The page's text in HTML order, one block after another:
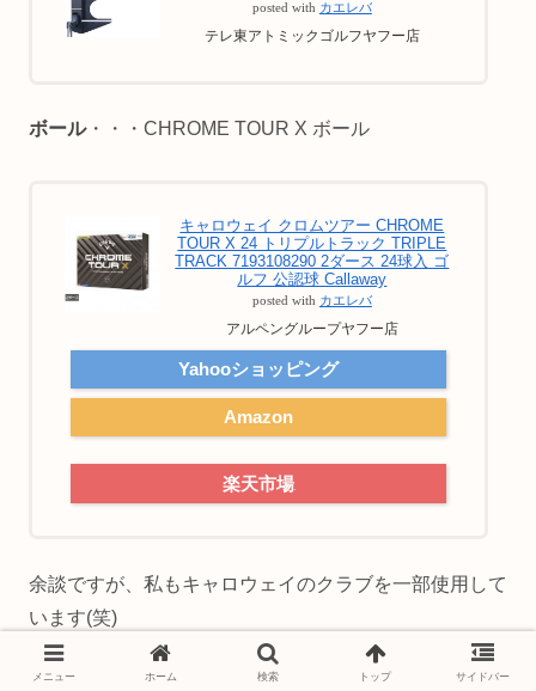
posted with カエレバ
テレ東アトミックゴルフヤフー店
ボール・・・CHROME TOUR X ボール
キャロウェイ クロムツアー CHROME
TOUR X 24 トリプルトラック TRIPLE
TRACK 7193108290 2ダース 24球入 ゴ
ルフ 公認球 Callaway
posted with カエレバ
アルペングループヤフー店
Yahooショッピング
Amazon
楽天市場
余談ですが、私もキャロウェイのクラブを一部使用して
います(笑)
ボールもつかまりやすく、打ちやすいので、大好きなブ
メニュー ホーム 検索 トップ サイドバー